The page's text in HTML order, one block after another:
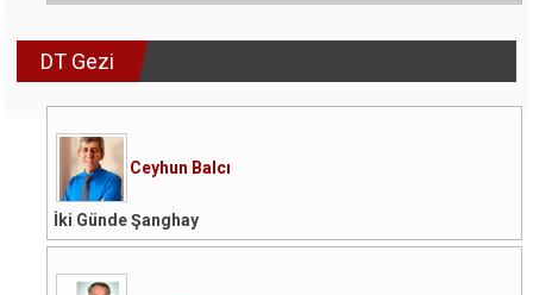
DT Gezi
Ceyhun Balcı
İki Günde Şanghay